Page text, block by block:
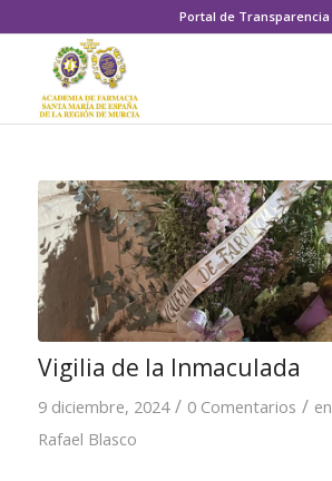
Portal de Transparencia
Vigilia de la Inmaculada
9 diciembre, 2024 / 0 Comentarios / en
Rafael Blasco